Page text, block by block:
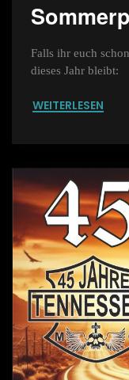
Falls ihr euch
dieses Jahr bleibt:
WEITERLESEN